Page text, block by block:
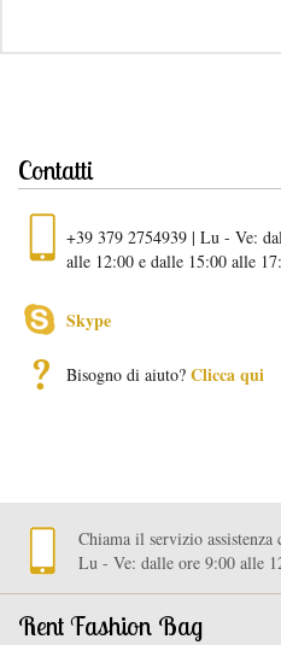
Contatti
+39 379 2754939 | Lu - Ve:
alle 12:00 e dalle 15:00 alle
Skype
Bisogno di aiuto? Clicca qui
Chiama il servizio assistenza
Lu - Ve: dalle ore 9:00 alle
Rent Fashion Bag